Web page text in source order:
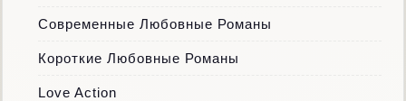
Современные Любовные Романы
Короткие Любовные Романы
Love Action